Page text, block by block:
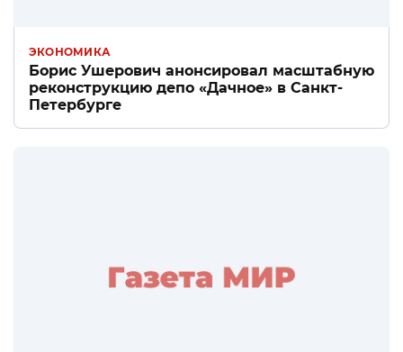
ЭКОНОМИКА
Борис Ушерович анонсировал масштабную
реконструкцию депо «Дачное» в Санкт-
Петербурге